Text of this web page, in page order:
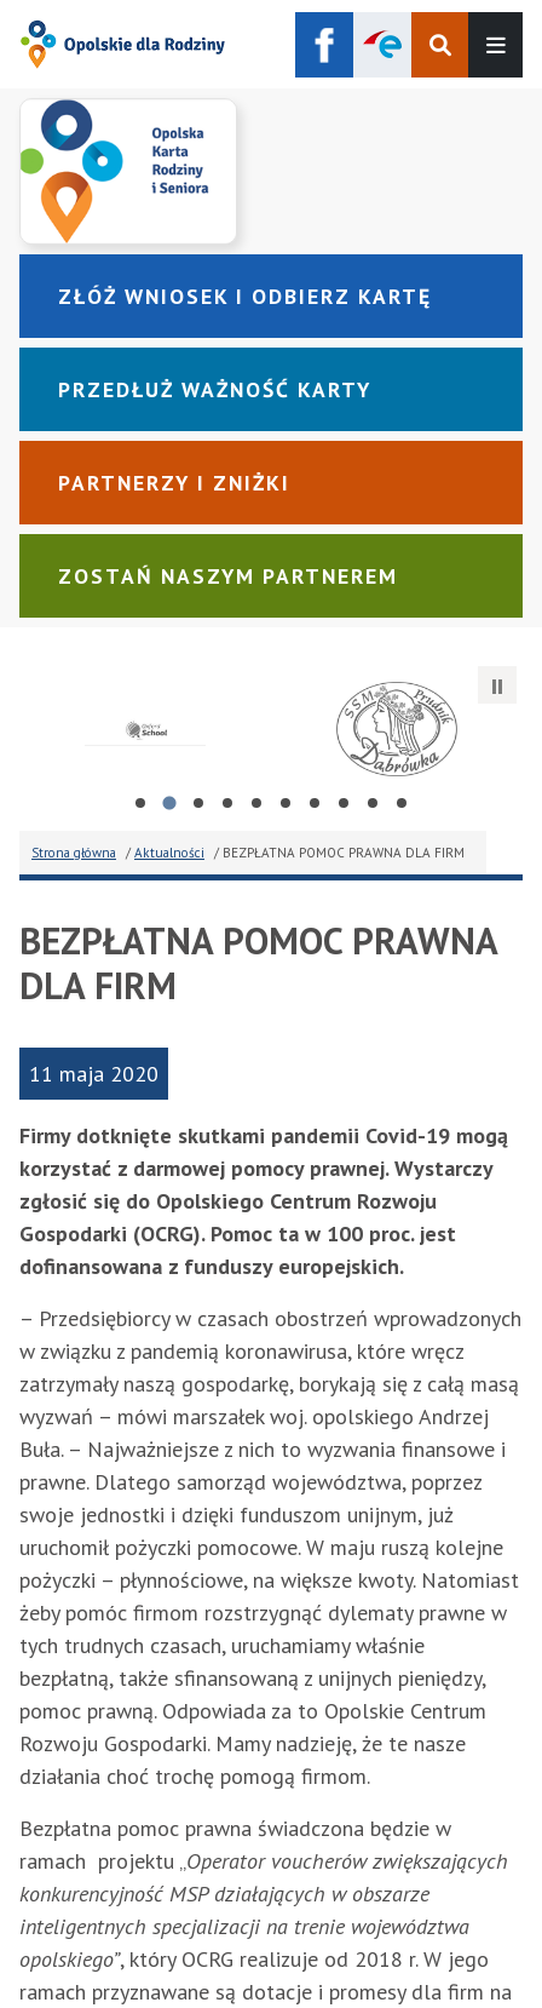
Szukaj
ZŁÓŻ WNIOSEK I ODBIERZ KARTĘ
PRZEDŁUŻ WAŻNOŚĆ KARTY
PARTNERZY I ZNIŻKI
ZOSTAŃ NASZYM PARTNEREM
Strona główna /Aktualności / BEZPŁATNA POMOC PRAWNA DLA FIRM
BEZPŁATNA POMOC PRAWNA
DLA FIRM
11 maja 2020
Firmy dotknięte skutkami pandemii Covid-19 mogą
korzystać z darmowej pomocy prawnej. Wystarczy
zgłosić się do Opolskiego Centrum Rozwoju
Gospodarki (OCRG). Pomoc ta w 100 proc. jest
dofinansowana z funduszy europejskich.
– Przedsiębiorcy w czasach obostrzeń wprowadzonych
w związku z pandemią koronawirusa, które wręcz
zatrzymały naszą gospodarkę, borykają się z całą masą
wyzwań – mówi marszałek woj. opolskiego Andrzej
Buła. – Najważniejsze z nich to wyzwania finansowe i
prawne. Dlatego samorząd województwa, poprzez
swoje jednostki i dzięki funduszom unijnym, już
uruchomił pożyczki pomocowe. W maju ruszą kolejne
pożyczki – płynnościowe, na większe kwoty. Natomiast
żeby pomóc firmom rozstrzygnąć dylematy prawne w
tych trudnych czasach, uruchamiamy właśnie
bezpłatną, także sfinansowaną z unijnych pieniędzy,
pomoc prawną. Odpowiada za to Opolskie Centrum
Rozwoju Gospodarki. Mamy nadzieję, że te nasze
działania choć trochę pomogą firmom.
Bezpłatna pomoc prawna świadczona będzie w
ramach projektu „Operator voucherów zwiększających
konkurencyjność MSP działających w obszarze
inteligentnych specjalizacji na trenie województwa
opolskiego”, który OCRG realizuje od 2018 r. W jego
ramach przyznawane są dotacje i promesy dla firm na